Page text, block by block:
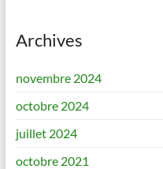
Archives
novembre 2024
octobre 2024
juillet 2024
octobre 2021